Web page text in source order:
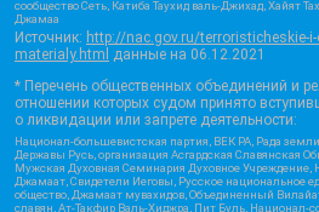
сообщество Сеть, Катиба Таухид валь-Джихад, Хайят
Джамаа
Источник: http://nac.gov.ru/terroristicheskie-
materialy.html данные на 06.12.2021
* Перечень общественных объединений и
отношении которых судом принято
о ликвидации или запрете деятельности:
Национал-большевистская партия, ВЕК РА, Рада
Державы Русь, организация Асгардская Славянская
Мужская Духовная Семинария Духовное Учреждение,
Джамаат, Свидетели Иеговы, Русское национальное
общество, Джамаат мувахидов, Объединенный
славян, Ат-Такфир Валь-Хиджра, Пит Буль, Национал-